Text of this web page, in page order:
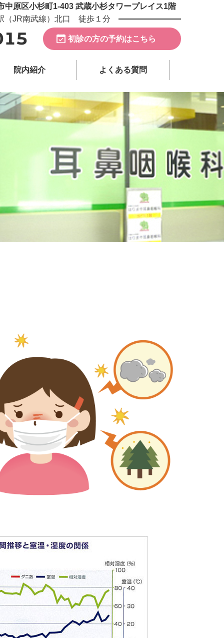
原区小杉町1-403 武蔵小杉タワープレイス1階
（JR南武線）北口 徒歩１分
初診の方の予約はこちら
院内紹介 よくある質問